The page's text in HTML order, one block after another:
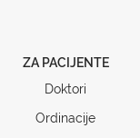
ZA PACIJENTE
Doktori
Ordinacije